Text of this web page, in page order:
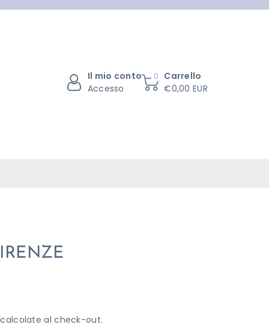
Il mio conto
Accesso
0
Carrello
€0,00 EUR
calcolate al check-out.